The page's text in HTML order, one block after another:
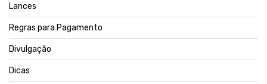
Lances
Regras para Pagamento
Divulgação
Dicas